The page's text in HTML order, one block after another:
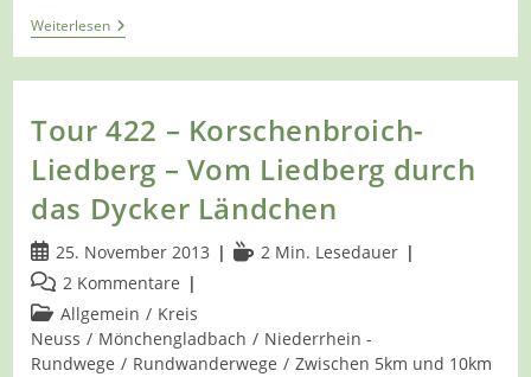
WeiterlesenTour
427
–
Dormagen
Entlang
Dem
Durch
Grind
Tour 422 – Korschenbroich-
Liedberg – Vom Liedberg durch
das Dycker Ländchen
Beitrag
veröffentlicht:
25. November 2013 Lesedauer:
2 Min. Lesedauer
Beitrags-
Kommentare:
2 Kommentare
Beitrags-
Kategorie:
Allgemein / Kreis
Neuss / Mönchengladbach / Niederrhein -
Rundwege / Rundwanderwege / Zwischen 5km und 10km